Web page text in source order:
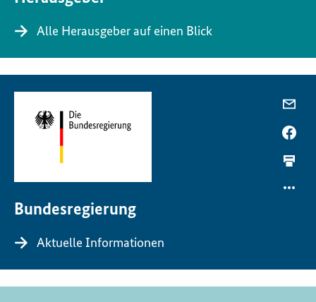
Alle Herausgeber auf einen Blick
Bundesregierung
Aktuelle Informationen